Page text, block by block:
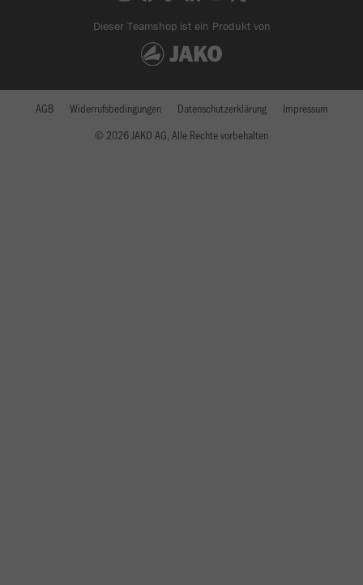
Dieser Teamshop ist ein Produkt von
© 2026 JAKO AG, Alle Rechte vorbehalten
AGB Widerrufsbedingungen Datenschutzerklärung Impressum